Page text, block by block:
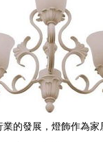
的發展，燈飾作為